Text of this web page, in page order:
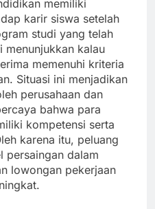
memiliki
karir siswa setelah
studi yang telah
menunjukkan kalau
memenuhi kriteria
Situasi ini menjadikan
perusahaan dan
bahwa para
kompetensi serta
karena itu, peluang
persaingan dalam
lowongan pekerjaan